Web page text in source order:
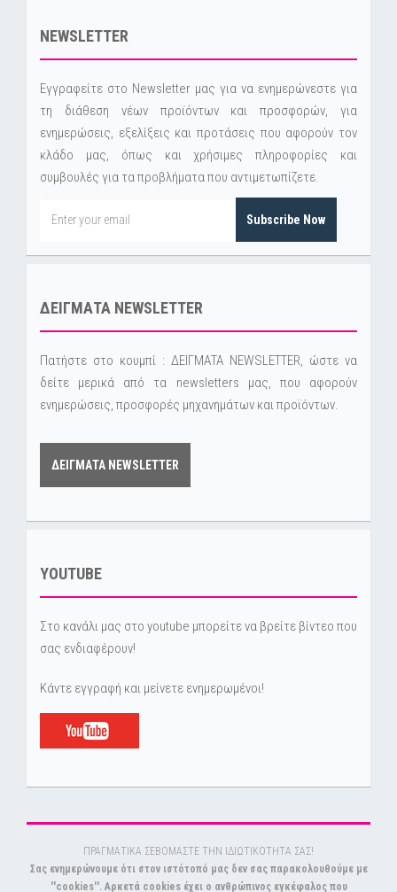
NEWSLETTER
Εγγραφείτε στο Newsletter μας για να ενημερώνεστε για
τη διάθεση νέων προϊόντων και προσφορών, για
ενημερώσεις, εξελίξεις και προτάσεις που αφορούν τον
κλάδο μας, όπως και χρήσιμες πληροφορίες και
συμβουλές για τα προβλήματα που αντιμετωπίζετε.
Subscribe Now
ΔΕΙΓΜΑΤΑ NEWSLETTER
Πατήστε στο κουμπί : ΔΕΙΓΜΑΤΑ NEWSLETTER, ώστε να
δείτε μερικά από τα newsletters μας, που αφορούν
ενημερώσεις, προσφορές μηχανημάτων και προϊόντων.
ΔΕΙΓΜΑΤΑ NEWSLETTER
YOUTUBE
Στο κανάλι μας στο youtube μπορείτε να βρείτε βίντεο που
σας ενδιαφέρουν!
Κάντε εγγραφή και μείνετε ενημερωμένοι!
ΠΡΑΓΜΑΤΙΚΑ ΣΕΒΟΜΑΣΤΕ ΤΗΝ ΙΔΙΩΤΙΚΟΤΗΤΑ ΣΑΣ!
Σας ενημερώνουμε ότι στον ιστότοπό μας δεν σας παρακολουθούμε με
''cookies''. Αρκετά cookies έχει ο ανθρώπινος εγκέφαλος που